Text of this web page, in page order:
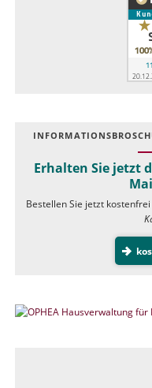
Erhalten Sie jetzt
Bestellen Sie jetzt